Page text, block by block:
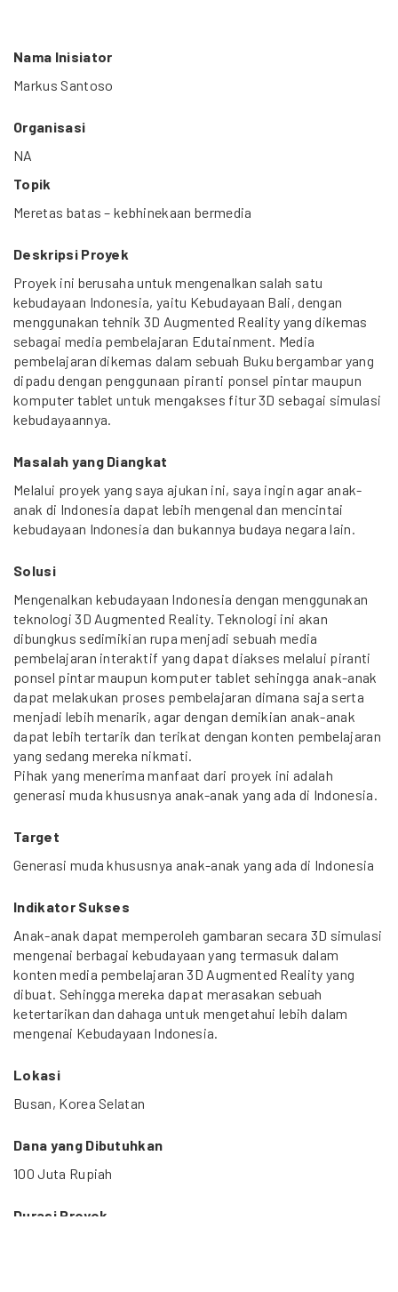
Nama Inisiator
Markus Santoso
Organisasi
NA
Topik
Meretas batas – kebhinekaan bermedia
Deskripsi Proyek
Proyek ini berusaha untuk mengenalkan salah satu
kebudayaan Indonesia, yaitu Kebudayaan Bali, dengan
menggunakan tehnik 3D Augmented Reality yang dikemas
sebagai media pembelajaran Edutainment. Media
pembelajaran dikemas dalam sebuah Buku bergambar yang
dipadu dengan penggunaan piranti ponsel pintar maupun
komputer tablet untuk mengakses fitur 3D sebagai simulasi
kebudayaannya.
Masalah yang Diangkat
Melalui proyek yang saya ajukan ini, saya ingin agar anak-
anak di Indonesia dapat lebih mengenal dan mencintai
kebudayaan Indonesia dan bukannya budaya negara lain.
Solusi
Mengenalkan kebudayaan Indonesia dengan menggunakan
teknologi 3D Augmented Reality. Teknologi ini akan
dibungkus sedimikian rupa menjadi sebuah media
pembelajaran interaktif yang dapat diakses melalui piranti
ponsel pintar maupun komputer tablet sehingga anak-anak
dapat melakukan proses pembelajaran dimana saja serta
menjadi lebih menarik, agar dengan demikian anak-anak
dapat lebih tertarik dan terikat dengan konten pembelajaran
yang sedang mereka nikmati.
Pihak yang menerima manfaat dari proyek ini adalah
generasi muda khususnya anak-anak yang ada di Indonesia.
Target
Generasi muda khususnya anak-anak yang ada di Indonesia
Indikator Sukses
Anak-anak dapat memperoleh gambaran secara 3D simulasi
mengenai berbagai kebudayaan yang termasuk dalam
konten media pembelajaran 3D Augmented Reality yang
dibuat. Sehingga mereka dapat merasakan sebuah
ketertarikan dan dahaga untuk mengetahui lebih dalam
mengenai Kebudayaan Indonesia.
Lokasi
Busan, Korea Selatan
Dana yang Dibutuhkan
100 Juta Rupiah
Durasi Proyek